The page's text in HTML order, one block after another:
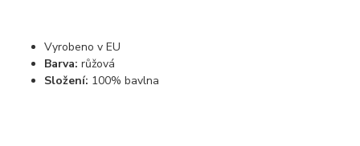
Vyrobeno v EU
Barva: růžová
Složení: 100% bavlna